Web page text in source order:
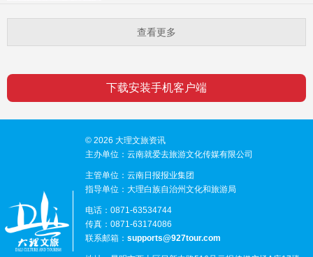
查看更多
下载安装手机客户端
© 2026 大理文旅资讯
主办单位：云南就爱去旅游文化传媒有限公司
主管单位：云南日报报业集团
指导单位：大理白族自治州文化和旅游局
电话：0871-63534744
传真：0871-63174086
联系邮箱： supports@927tour.com